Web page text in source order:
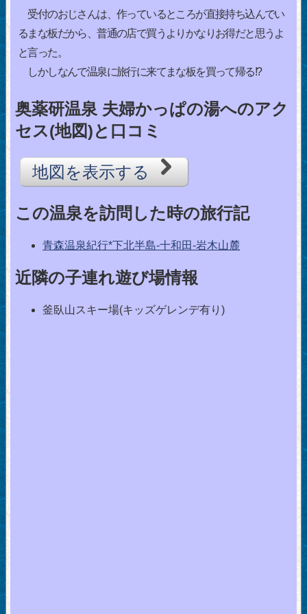
受付のおじさんは、作っているところが直接持ち込んでい
るまな板だから、普通の店で買うよりかなりお得だと思うよ
と言った。
しかしなんで温泉に旅行に来てまな板を買って帰る!?
奥薬研温泉 夫婦かっぱの湯へのアク
セス(地図)と口コミ
地図を表示する
この温泉を訪問した時の旅行記
青森温泉紀行*下北半島-十和田-岩木山麓
近隣の子連れ遊び場情報
釜臥山スキー場(キッズゲレンデ有り)